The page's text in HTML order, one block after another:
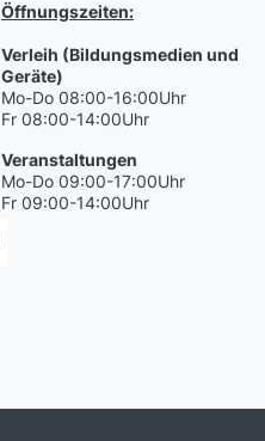
Öffnungszeiten:
Verleih (Bildungsmedien und
Geräte)
Mo-Do 08:00-16:00Uhr
Fr 08:00-14:00Uhr
Veranstaltungen
Mo-Do 09:00-17:00Uhr
Fr 09:00-14:00Uhr